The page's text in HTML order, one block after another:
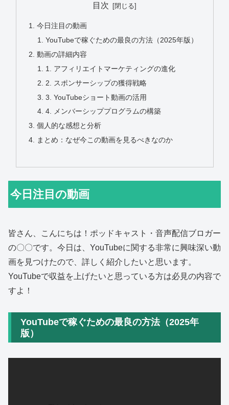
目次
今日注目の動画
YouTubeで稼ぐための最良の方法（2025年版）
動画の詳細内容
1. アフィリエイトマーケティングの進化
2. スポンサーシップの獲得戦略
3. YouTubeショート動画の活用
4. メンバーシッププログラムの構築
個人的な感想と分析
まとめ：なぜ今この動画を見るべきなのか
今日注目の動画
皆さん、こんにちは！ポッドキャスト・音声配信ブロガー
の〇〇です。今日は、YouTubeに関する非常に興味深い動
画を見つけたので、詳しく紹介したいと思います。
YouTubeで収益を上げたいと思っている方は必見の内容で
すよ！
YouTubeで稼ぐための最良の方法（2025年
版）